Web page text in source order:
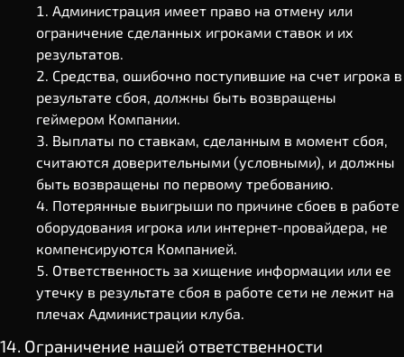
Администрация имеет право на отмену или
ограничение сделанных игроками ставок и их
результатов.
Средства, ошибочно поступившие на счет игрока в
результате сбоя, должны быть возвращены
геймером Компании.
Выплаты по ставкам, сделанным в момент сбоя,
считаются доверительными (условными), и должны
быть возвращены по первому требованию.
Потерянные выигрыши по причине сбоев в работе
оборудования игрока или интернет-провайдера, не
компенсируются Компанией.
Ответственность за хищение информации или ее
утечку в результате сбоя в работе сети не лежит на
плечах Администрации клуба.
14. Ограничение нашей ответственности